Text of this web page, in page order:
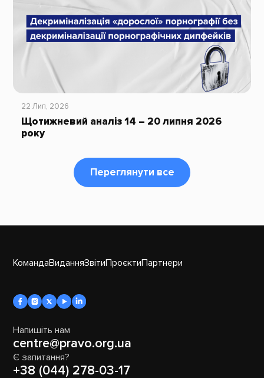
22 Лип, 2026
Щотижневий аналіз 14 – 20 липня 2026
року
Переглянути все
КомандаВиданняЗвітиПроєктиПартнери
Напишіть нам
centre@pravo.org.ua
Є запитання?
+38 (044) 278-03-17